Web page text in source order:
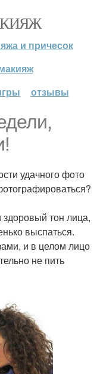
и причесок
отзывы
удачного фото
здоровый тон лица,
выспаться.
и в целом лицо
не пить